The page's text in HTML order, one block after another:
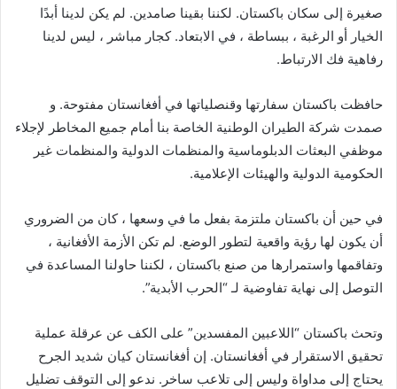
صغيرة إلى سكان باكستان. لكننا بقينا صامدين. لم يكن لدينا أبدًا
الخيار أو الرغبة ، ببساطة ، في الابتعاد. كجار مباشر ، ليس لدينا
رفاهية فك الارتباط.
حافظت باكستان سفارتها وقنصلياتها في أفغانستان مفتوحة. و
صمدت شركة الطيران الوطنية الخاصة بنا أمام جميع المخاطر لإجلاء
موظفي البعثات الدبلوماسية والمنظمات الدولية والمنظمات غير
الحكومية الدولية والهيئات الإعلامية.
في حين أن باكستان ملتزمة بفعل ما في وسعها ، كان من الضروري
أن يكون لها رؤية واقعية لتطور الوضع. لم تكن الأزمة الأفغانية ،
وتفاقمها واستمرارها من صنع باكستان ، لكننا حاولنا المساعدة في
التوصل إلى نهاية تفاوضية لـ “الحرب الأبدية”.
وتحث باكستان “اللاعبين المفسدين” على الكف عن عرقلة عملية
تحقيق الاستقرار في أفغانستان. إن أفغانستان كيان شديد الجرح
يحتاج إلى مداواة وليس إلى تلاعب ساخر. ندعو إلى التوقف تضليل